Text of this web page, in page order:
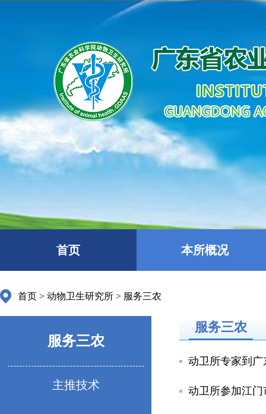
首页 本所概况
首页 > 动物卫生研究所 > 服务三农
服务三农
主推技术
服务三农
动卫所专家到
动卫所参加江